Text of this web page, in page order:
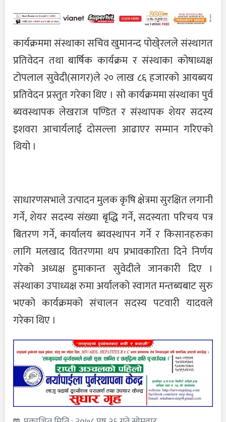
कार्यक्रममा संस्थाका सचिव खुमानन्द पोखे्रलले संस्थागत
प्रतिवेदन तथा बार्षिक कार्यक्रम र संस्थाका कोषाध्यक्ष
टोपलाल सुवेदी(सागर)ले २० लाख ८६ हजारको आयब्यय
प्रतिवेदन प्रस्तुत गरेका थिए । सो कार्यक्रममा संस्थाका पुर्व
ब्यवस्थापक लेखराज पण्डित र संस्थापक शेयर सदस्य
इशवरा आचार्यलाई दोसल्ला आढाएर सम्मान गरिएको
थियो ।
साधारणसभाले उत्पादन मुलक कृषि क्षेत्रमा सुरक्षित लगानी
गर्ने, शेयर सदस्य संख्या बृद्धि गर्ने, सदस्यता परिचय पत्र
बितरण गर्ने, कार्यालय ब्यवस्थापन गर्ने र किसानहरुका
लागि मलखाद वितरणमा थप प्रभावकारिता दिने निर्णय
गरेको अध्यक्ष हुमाकान्त सुवेदीले जानकारी दिए ।
संस्थाका उपाध्यक्ष रुमा अर्यालको स्वागत मन्तब्यबाट सुरु
भएको कार्यक्रमको संचालन सदस्य पटवारी यादवले
गरेका थिए ।